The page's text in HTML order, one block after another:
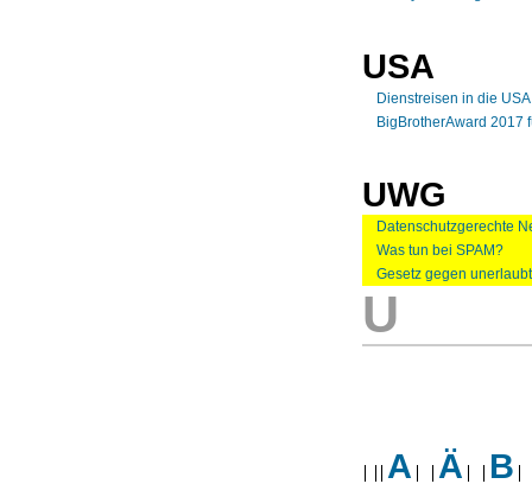
USA
Dienstreisen in die
BigBrotherAward 2017
UWG
Datenschutzgerechte
Was tun bei SPAM?
Gesetz gegen
U
A Ä B